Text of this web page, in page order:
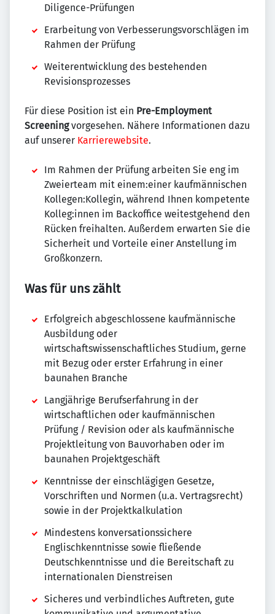
Diligence-Prüfungen
Erarbeitung von Verbesserungsvorschlägen im
Rahmen der Prüfung
Weiterentwicklung des bestehenden
Revisionsprozesses
Für diese Position ist ein Pre-Employment
Screeningvorgesehen. Nähere Informationen dazu
auf unserer Karrierewebsite.
Im Rahmen der Prüfung arbeiten Sie eng im
Zweierteam mit einem:einer kaufmännischen
Kollegen:Kollegin, während Ihnen kompetente
Kolleg:innen im Backoffice weitestgehend den
Rücken freihalten. Außerdem erwarten Sie die
Sicherheit und Vorteile einer Anstellung im
Großkonzern.
Was für uns zählt
Erfolgreich abgeschlossene kaufmännische
Ausbildung oder
wirtschaftswissenschaftliches Studium, gerne
mit Bezug oder erster Erfahrung in einer
baunahen Branche
Langjährige Berufserfahrung in der
wirtschaftlichen oder kaufmännischen
Prüfung / Revision oder als kaufmännische
Projektleitung von Bauvorhaben oder im
baunahen Projektgeschäft
Kenntnisse der einschlägigen Gesetze,
Vorschriften und Normen (u.a. Vertragsrecht)
sowie in der Projektkalkulation
Mindestens konversationssichere
Englischkenntnisse sowie fließende
Deutschkenntnisse und die Bereitschaft zu
internationalen Dienstreisen
Sicheres und verbindliches Auftreten, gute